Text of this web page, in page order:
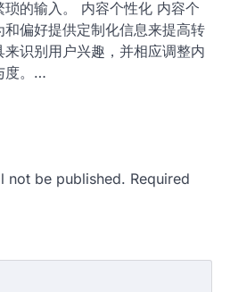
转化率优化的常见策略包括用
A/B测试。这些策略旨在通过
求来提高转化率。 用户体验优
用户在网站或应用中的整体体
买流程和减少表单字段也能有
的输入。 内容个性化 内容个
偏好提供定制化信息来提高转
。…